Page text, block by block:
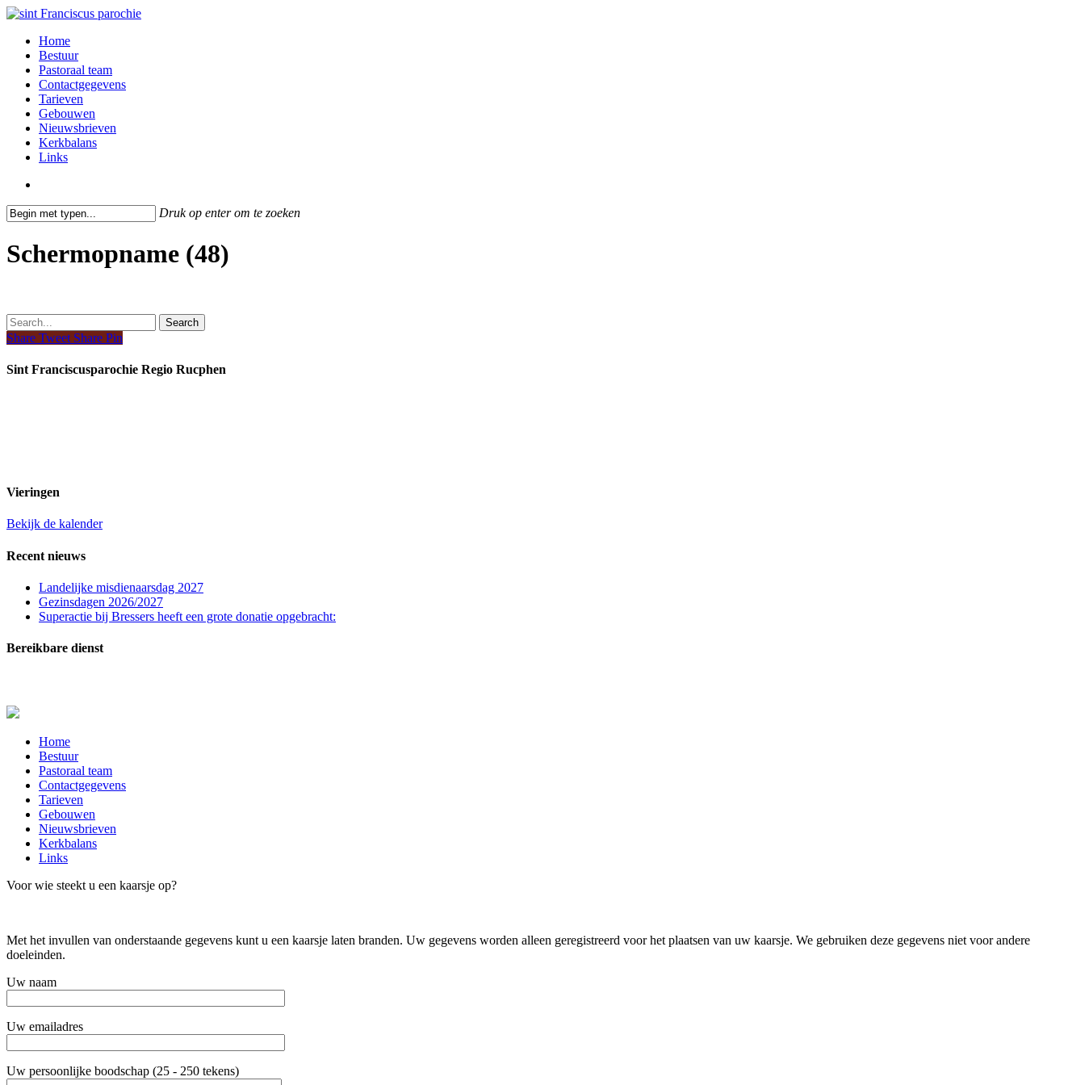
Skip
main
content
search
Menu
Home
Bestuur
Pastoraal team
Contactgegevens
Tarieven
Gebouwen
Nieuwsbrieven
Kerkbalans
Links
Druk op enter om te zoeken
Search
Schermopname (48)
Search
Share Tweet Share Pin
Sint Franciscusparochie Regio Rucphen
Vieringen
Bekijk de kalender
Recent nieuws
Landelijke misdienaarsdag 2027
Gezinsdagen 2026/2027
Superactie bij Bressers heeft een grote donatie opgebracht:
Bereikbare dienst
Close
Menu
Home
Bestuur
Pastoraal team
Contactgegevens
Tarieven
Gebouwen
Nieuwsbrieven
Kerkbalans
Links
Voor wie steekt u een kaarsje op?
Met het invullen van onderstaande gegevens kunt u een kaarsje laten branden. Uw gegevens worden alleen geregistreerd voor het plaatsen van uw kaarsje. We gebruiken deze gegevens niet voor andere
doeleinden.
Uw naam
Uw emailadres
Uw persoonlijke boodschap (25 - 250 tekens)